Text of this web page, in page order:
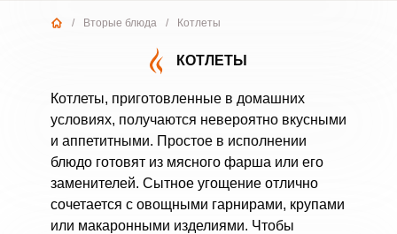
/ Вторые блюда / Котлеты
КОТЛЕТЫ
Котлеты, приготовленные в домашних
условиях, получаются невероятно вкусными
и аппетитными. Простое в исполнении
блюдо готовят из мясного фарша или его
заменителей. Сытное угощение отлично
сочетается с овощными гарнирами, крупами
или макаронными изделиями. Чтобы